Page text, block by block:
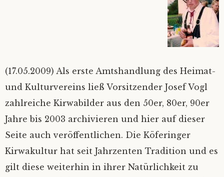
Kontakt
Satzung
Mitgliedsantrag
Mitgliederverwaltung
2025
Alle Jahre
(17.05.2009) Als erste Amtshandlung des Heimat-
und Kulturvereins ließ Vorsitzender Josef Vogl
zahlreiche Kirwabilder aus den 50er, 80er, 90er
Jahre bis 2003 archivieren und hier auf dieser
Seite auch veröffentlichen. Die Köferinger
Kirwakultur hat seit Jahrzenten Tradition und es
gilt diese weiterhin in ihrer Natürlichkeit zu